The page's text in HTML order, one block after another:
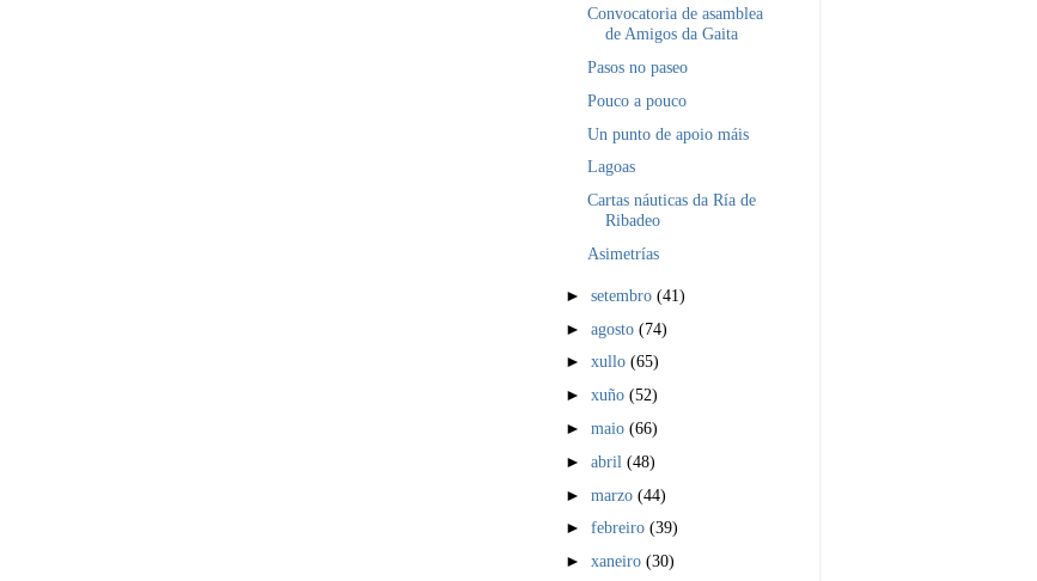
Convocatoria de asamblea
de Amigos da Gaita
Pasos no paseo
Pouco a pouco
Un punto de apoio máis
Lagoas
Cartas náuticas da Ría de
Ribadeo
Asimetrías
►setembro(41)
►agosto(74)
►xullo(65)
►xuño(52)
►maio(66)
►abril(48)
►marzo(44)
►febreiro(39)
►xaneiro(30)